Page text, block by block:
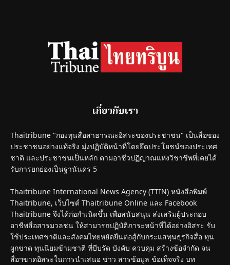
เกี่ยวกับเรา
Thaitribune "กองทุนสื่อสาธารณะอิสระของประชาชน" เป็นสื่อของ
ประชาชนอย่างแท้จริง มุ่งปฏิบัติหน้าที่โดยยึดประโยชน์ของประเทศ
ชาติ และประชาชนเป็นหลัก ตามอาชีวปฏิญาณแห่งวิชาชีพที่เคยได้
รับการยกย่องเป็นฐานันดร 5
Thaitribune International News Agency (TTIN) หนังสือพิมพ์
Thaitribune, เว็บไซต์ Thaitribune Online และ Facebook
Thaitribune จึงได้ก่อกำเนิดขึ้น เพื่อสนับสนุน ส่งเสริมผู้ประกอบ
อาชีพสื่อสารมวลชน ให้สามารถปฏิบัติภาระหน้าที่ได้อย่างอิสระ รับ
ใช้ประเทศชาติและสังคมไทยหยัดยืนต่อสู้กับกระแสทุนธุรกิจสื่อ ทุน
ผูกขาด ทุนนิยมข้ามชาติ ที่บีบรัด บังคับ ควบคุม สร้างข้อจำกัด จน
สื่อฯขาดอิสระในการนำเสนอ ข่าว สารข้อมูล ข้อเท็จจริง บท